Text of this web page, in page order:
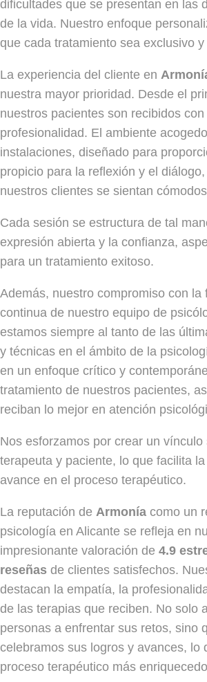
dificultades que se presentan en las
de la vida. Nuestro enfoque
que cada tratamiento sea exclusivo y
La experiencia del cliente en
nuestra mayor prioridad. Desde el
nuestros pacientes son recibidos
profesionalidad. El ambiente
instalaciones, diseñado para
propicio para la reflexión y el
nuestros clientes se sientan
Cada sesión se estructura de tal
expresión abierta y la confianza,
para un tratamiento exitoso.
Además, nuestro compromiso con la
continua de nuestro equipo de
estamos siempre al tanto de las
y técnicas en el ámbito de la
en un enfoque crítico y
tratamiento de nuestros pacientes,
reciban lo mejor en atención
Nos esforzamos por crear un vínculo
terapeuta y paciente, lo que facilita
avance en el proceso terapéutico.
La reputación de Armonía como un
psicología en Alicante se refleja en
impresionante valoración de 4.9
reseñas de clientes satisfechos.
destacan la empatía, la
de las terapias que reciben. No solo
personas a enfrentar sus retos, sino
celebramos sus logros y avances, lo
proceso terapéutico más